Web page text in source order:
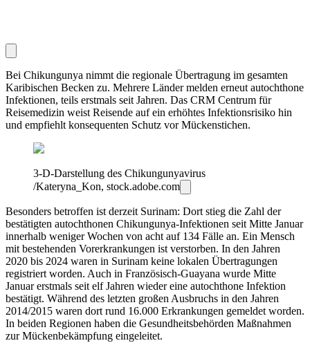
Bei Chikungunya nimmt die regionale Übertragung im gesamten
Karibischen Becken zu. Mehrere Länder melden erneut autochthone
Infektionen, teils erstmals seit Jahren. Das CRM Centrum für
Reisemedizin weist Reisende auf ein erhöhtes Infektionsrisiko hin
und empfiehlt konsequenten Schutz vor Mückenstichen.
3-D-Darstellung des Chikungunyavirus
/Kateryna_Kon, stock.adobe.com
Besonders betroffen ist derzeit Surinam: Dort stieg die Zahl der
bestätigten autochthonen Chikungunya-Infektionen seit Mitte Januar
innerhalb weniger Wochen von acht auf 134 Fälle an. Ein Mensch
mit bestehenden Vorerkrankungen ist verstorben. In den Jahren
2020 bis 2024 waren in Surinam keine lokalen Übertragungen
registriert worden. Auch in Französisch-Guayana wurde Mitte
Januar erstmals seit elf Jahren wieder eine autochthone Infektion
bestätigt. Während des letzten großen Ausbruchs in den Jahren
2014/2015 waren dort rund 16.000 Erkrankungen gemeldet worden.
In beiden Regionen haben die Gesundheitsbehörden Maßnahmen
zur Mückenbekämpfung eingeleitet.